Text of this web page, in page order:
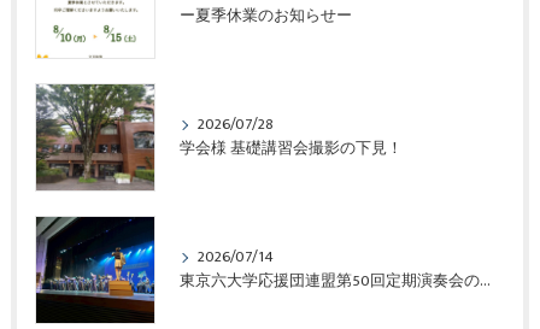
ー夏季休業のお知らせー
2026/07/28
学会様 基礎講習会撮影の下見！
2026/07/14
東京六大学応援団連盟第50回定期演奏会の撮影!!